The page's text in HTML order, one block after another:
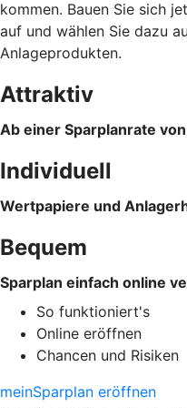
kommen. Bauen Sie sich
auf und wählen Sie dazu
Anlageprodukten.
Attraktiv
Ab einer Sparplanrate
Individuell
Wertpapiere und
Bequem
Sparplan einfach online
So funktioniert's
Online eröffnen
Chancen und Risiken
meinSparplan eröffnen